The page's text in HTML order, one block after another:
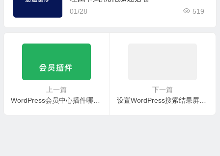
01/28 519
上一篇
WordPress会员中心插件哪个好？3个WordPress会员插件推荐和对比
下一篇
设置WordPress搜索结果屏蔽页面和指定分类